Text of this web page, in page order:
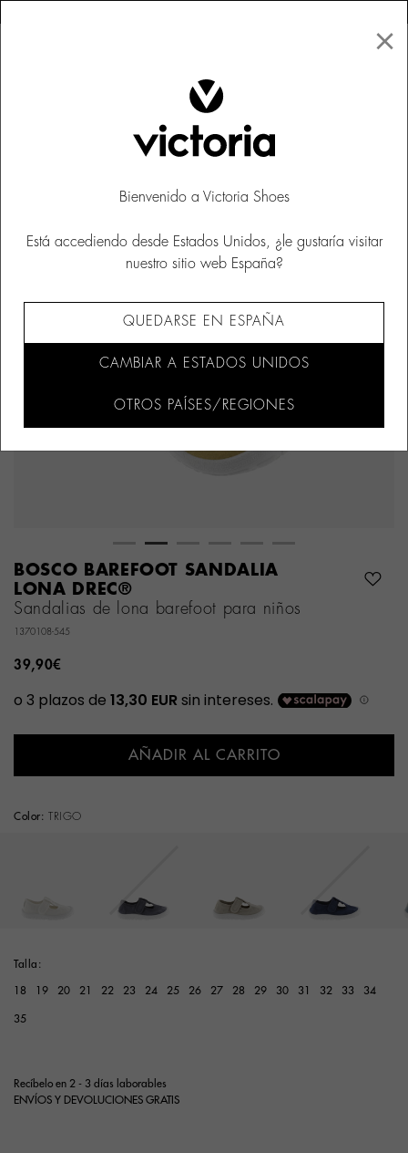
BOSCO BAREFOOT SANDALIA
LONA DREC®
Sandalias de lona barefoot para niños
1370108-545
39,90€
AÑADIR AL CARRITO
Color: TRIGO
Talla:
18 19 20 21 22 23 24 25 26 27 28 29 30 31 32 33 34
35
Recíbelo en 2 - 3 días laborables
ENVÍOS Y DEVOLUCIONES GRATIS
×
Bienvenido a Victoria Shoes
Está accediendo desde Estados Unidos, ¿le gustaría visitar
nuestro sitio web España?
QUEDARSE EN ESPAÑA
CAMBIAR A ESTADOS UNIDOS
OTROS PAÍSES/REGIONES